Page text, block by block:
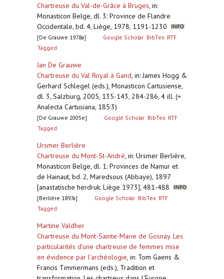
Chartreuse du Val-de-Grâce à Bruges, in:
Monasticon Belge, dl. 3: Province de Flandre
Occidentale, bd. 4, Liège, 1978, 1191-1230
[De Grauwe 1978a] Google Scholar BibTex RTF
Tagged
Jan De Grauwe
Chartreuse du Val Royal à Gand, in: James Hogg &
Gerhard Schlegel (eds.), Monasticon Cartusiense,
dl. 3, Salzburg, 2005, 135-143, 284-286, 4 ill. (=
Analecta Cartusiana, 185:3)
[De Grauwe 2005e] Google Scholar BibTex RTF
Tagged
Ursmer Berlière
Chartreuse du Mont-St-André, in: Ursmer Berlière,
Monasticon Belge, dl. 1: Provinces de Namur et
de Hainaut, bd. 2, Maredsous (Abbaye), 1897
[anastatische herdruk: Liège 1973], 481-488
[Berlière 1897a] Google Scholar BibTex RTF
Tagged
Martine Valdher
Chartreuse du Mont-Sainte-Marie de Gosnay. Les
particularités d’une chartreuse de femmes mise
en évidence par l’archéologie, in: Tom Gaens &
Francis Timmermans (eds.), Tradition et